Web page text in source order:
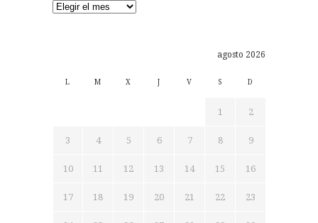
Archivos
agosto 2026
L M X V S D
1 2
3 4 5 6 7 8 9
10 11 12 13 14 15 16
17 18 19 20 21 22 23